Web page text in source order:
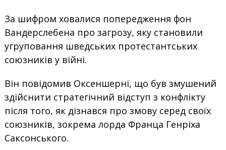
За шифром ховалися попередження фон
Вандерслебена про загрозу, яку становили
угруповання шведських протестантських
союзників у війні.
Він повідомив Оксеншерні, що був змушений
здійснити стратегічний відступ з конфлікту
після того, як дізнався про змову серед своїх
союзників, зокрема лорда Франца Генріха
Саксонського.